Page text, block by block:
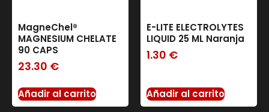
MagneChel®
MAGNESIUM CHELATE
90 CAPS
23.30 €
Añadir al carrito
E-LITE ELECTROLYTES
LIQUID 25 ML Naranja
1.30 €
Añadir al carrito